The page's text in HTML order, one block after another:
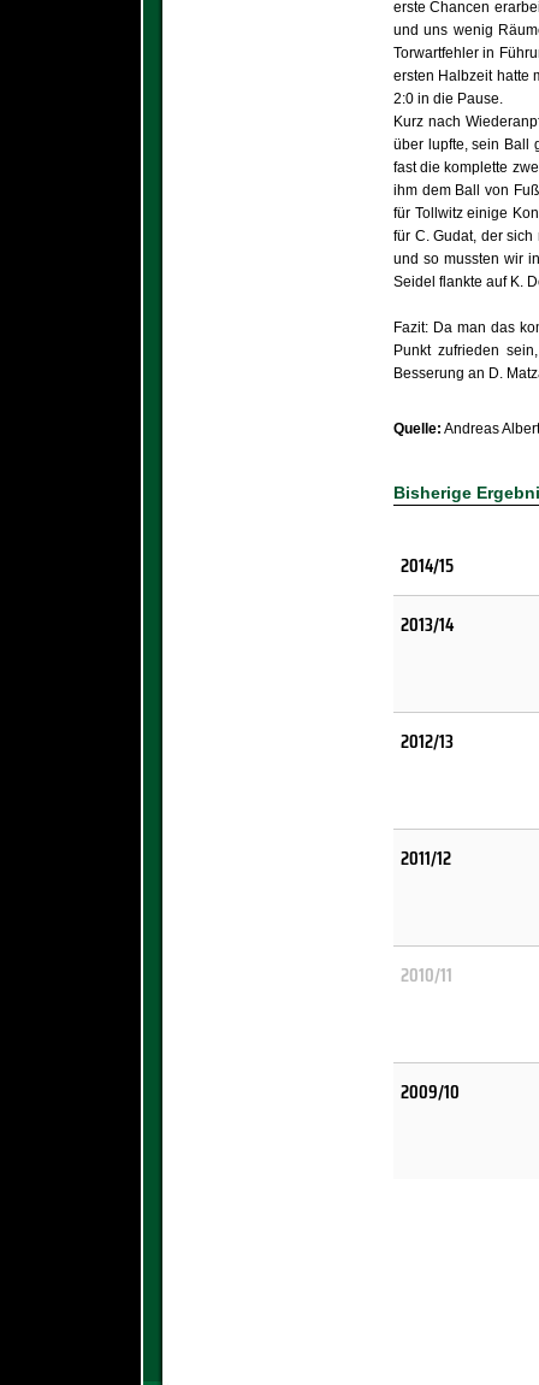
erste Chancen
und uns wenig
Torwartfehler in
ersten Halbzeit hatte
2:0 in die Pause.
Kurz nach
über lupfte, sein Ball
fast die komplette
ihm dem Ball von
für Tollwitz einige
für C. Gudat, der
und so mussten wir
Seidel flankte auf K.
Fazit: Da man das
Punkt zufrieden
Besserung an D.
Quelle: Andreas Albert
Bisherige
2014/15
2013/14
2012/13
2011/12
2010/11
2009/10